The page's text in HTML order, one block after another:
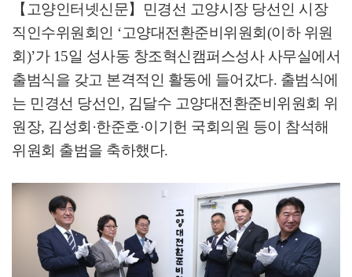
【고양인터넷신문】
민경선 고양시장 당선인 시장
직인수위원회인 ‘고양대전환준비위원회 (이하 위원
회 )’가 15일 성사동 창조혁신캠퍼스성사 사무실에서
출범식을 갖고 본격적인 활동에 들어갔다. 출범식에
는 민경선 당선인, 김달수 고양대전환준비위원회 위
원장, 김성회 ·한준호·이기헌 국회의원 등이 참석해
위원회 출범을 축하했다.